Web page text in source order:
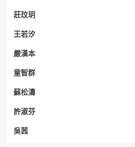
莊玟玥
王若汐
嚴漢本
童智群
蘇松濤
許淑芬
吳茜